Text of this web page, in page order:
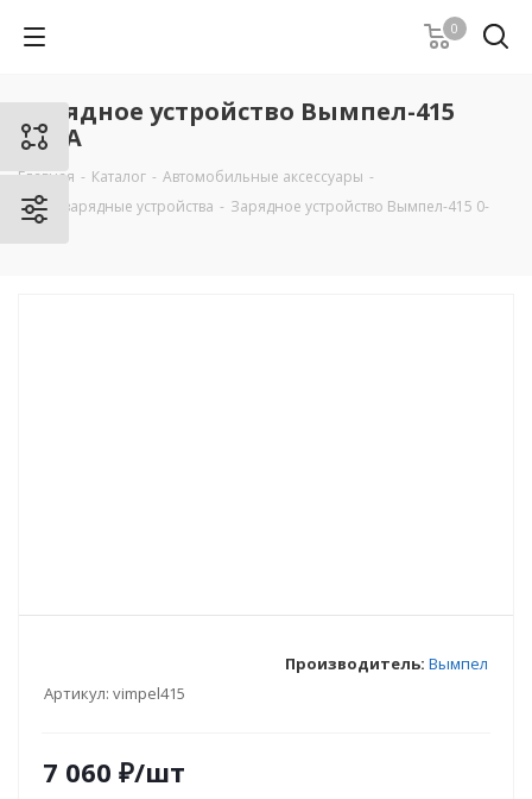
0
Зарядное устройство Вымпел-415
0-20А
Главная - Каталог - Автомобильные аксессуары -
Пуско-зарядные устройства - Зарядное устройство Вымпел-415 0-
Артикул: vimpel415
Производитель: Вымпел
7 060 ₽/шт